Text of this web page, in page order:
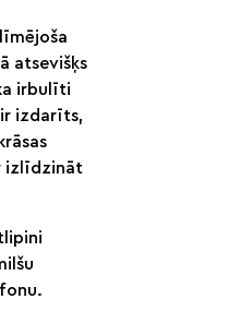
atsevišķs
irbulīti
izdarīts,
izlīdzināt